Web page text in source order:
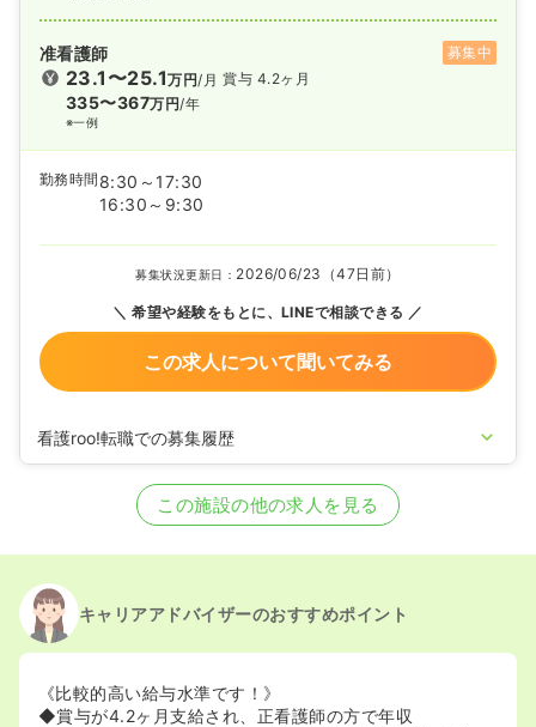
准看護師 募集中
23.1〜25.1万円/月
335〜367万円/年
※一例
賞与 4.2ヶ月
勤務時間 8:30～17:30
16:30～9:30
募集状況更新日： 2026/06/23（47日前）
希望や経験をもとに、LINEで相談できる
この求人について聞いてみる
看護roo!転職での募集履歴
正・准看護師の募集を休止
正・准看護師を募集中
この施設の他の求人を見る
キャリアアドバイザーのおすすめポイント
《比較的高い給与水準です！》
◆賞与が4.2ヶ月支給され、正看護師の方で年収